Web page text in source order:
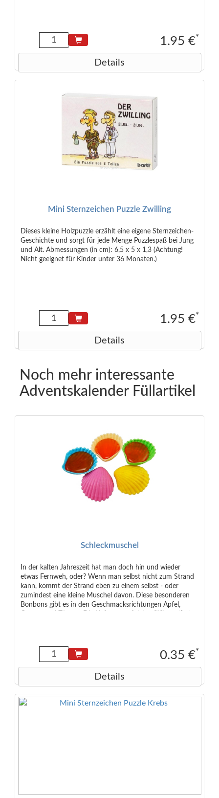
1.95 €*
Details
Mini Sternzeichen Puzzle Zwilling
Dieses kleine Holzpuzzle erzählt eine eigene Sternzeichen-
Geschichte und sorgt für jede Menge Puzzlespaß bei Jung
und Alt. Abmessungen (in cm): 6,5 x 5 x 1,3 (Achtung!
Nicht geeignet für Kinder unter 36 Monaten.)
1.95 €*
Details
Noch mehr interessante
Adventskalender Füllartikel
Schleckmuschel
In der kalten Jahreszeit hat man doch hin und wieder
etwas Fernweh, oder? Wenn man selbst nicht zum Strand
kann, kommt der Strand eben zu einem selbst - oder
zumindest eine kleine Muschel davon. Diese besonderen
Bonbons gibt es in den Geschmacksrichtungen Apfel,
E120, E141, E150d, E160a.
0.35 €*
Details